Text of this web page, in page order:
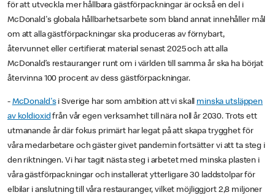
för att utveckla mer hållbara gästförpackningar är också en del i
McDonald's globala hållbarhetsarbete som bland annat innehåller mål
om att alla gästförpackningar ska produceras av förnybart,
återvunnet eller certifierat material senast 2025 och att alla
McDonald’s restauranger runt om i världen till samma år ska ha börjat
återvinna 100 procent av dess gästförpackningar.
- McDonald'si Sverige har som ambition att vi skall minska utsläppen
av koldioxid från vår egen verksamhet till nära noll år 2030. Trots ett
utmanande år där fokus primärt har legat på att skapa trygghet för
våra medarbetare och gäster givet pandemin fortsätter vi att ta steg i
den riktningen. Vi har tagit nästa steg i arbetet med minska plasten i
våra gästförpackningar och installerat ytterligare 30 laddstolpar för
elbilar i anslutning till våra restauranger, vilket möjliggjort 2,8 miljoner